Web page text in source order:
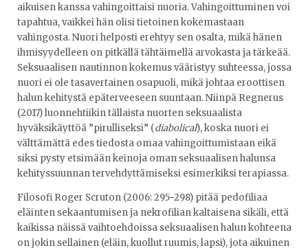
aikuisen kanssa vahingoittaisi nuoria. Vahingoittuminen voi
tapahtua, vaikkei hän olisi tietoinen kokemastaan
vahingosta. Nuori helposti erehtyy sen osalta, mikä hänen
ihmisyydelleen on pitkällä tähtäimellä arvokasta ja tärkeää.
Seksuaalisen nautinnon kokemus vääristyy suhteessa, jossa
nuori ei ole tasavertainen osapuoli, mikä johtaa eroottisen
halun kehitystä epäterveeseen suuntaan. Niinpä Regnerus
(2017) luonnehtiikin tällaista nuorten seksuaalista
hyväksikäyttöä ”pirulliseksi” (diabolical), koska nuori ei
välttämättä edes tiedosta omaa vahingoittumistaan eikä
siksi pysty etsimään keinoja oman seksuaalisen halunsa
kehityssuunnan tervehdyttämiseksi esimerkiksi terapiassa.
Filosofi Roger Scruton (2006: 295−298) pitää pedofiliaa
eläinten sekaantumisen ja nekrofilian kaltaisena sikäli, että
kaikissa näissä vaihtoehdoissa seksuaalisen halun kohteena
on jokin sellainen (eläin, kuollut ruumis, lapsi), jota aikuinen